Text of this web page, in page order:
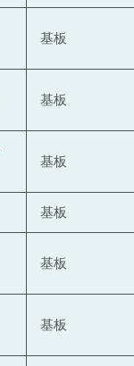
基板
基板
基板
基板
基板
基板